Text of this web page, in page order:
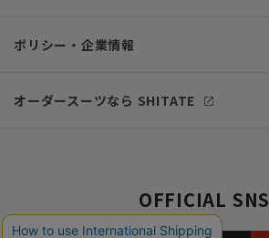
ポリシー・企業情報
オーダースーツなら SHITATE
OFFICIAL SNS